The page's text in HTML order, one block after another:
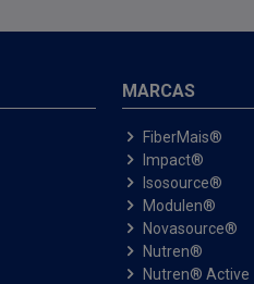
MARCAS
FiberMais®
Impact®
Isosource®
Modulen®
Novasource®
Nutren®
Nutren® Active